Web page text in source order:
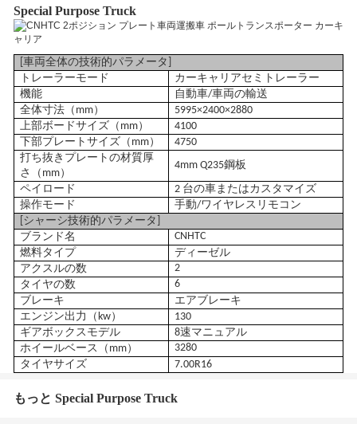
Special Purpose Truck
[車両全体の技術的パラメータ]
トレーラーモード
カーキャリアセミトレーラー
機能
自動車/車両の輸送
全体寸法（mm）
5995×2400×2880
上部ボードサイズ（mm）
4100
下部プレートサイズ（mm）
4750
打ち抜きプレートの材質厚
さ（mm）
4mm Q235鋼板
ペイロード
2 台の車またはカスタマイズ
操作モード
手動/ワイヤレスリモコン
[シャーシ技術的パラメータ]
ブランド名
CNHTC
燃料タイプ
ディーゼル
アクスルの数
2
タイヤの数
6
ブレーキ
エアブレーキ
エンジン出力（kw）
130
ギアボックスモデル
8速マニュアル
ホイールベース（mm）
3280
タイヤサイズ
7.00R16
もっと Special Purpose Truck